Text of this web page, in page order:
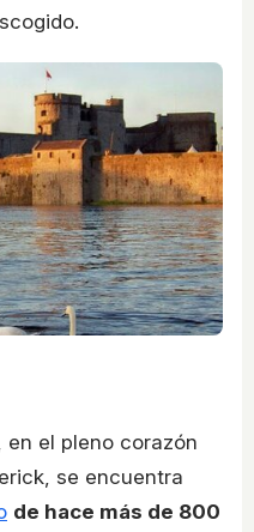
, en el pleno corazón
se encuentra
de hace más de 800